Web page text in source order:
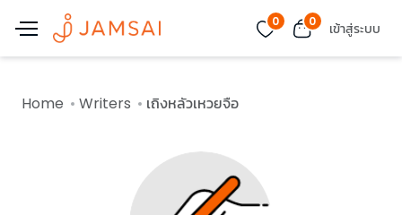
0 0 เข้าสู่ระบบ
Home Writers เถิงหลัวเหวยจือ